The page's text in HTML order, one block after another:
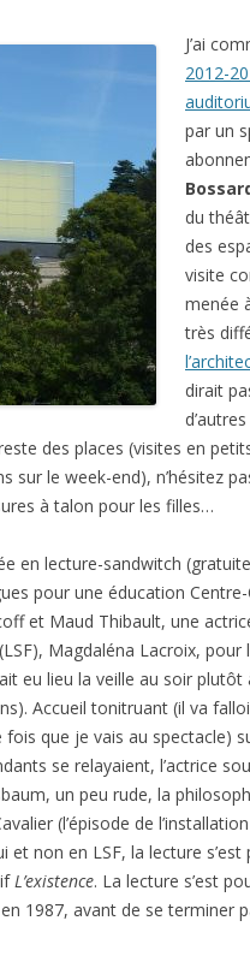
J’ai
2012-
par un
du
des
visite
menée
très
dirait
des places (visites en
sur le week-end), n’hésitez
à talon pour les filles…
en lecture-sandwitch
pour une éducation
et Maud Thibault, une
Magdaléna Lacroix, pour
eu lieu la veille au soir plutôt
Accueil tonitruant (il va
que je vais au spectacle)
se relayaient, l’actrice
un peu rude, la
(l’épisode de
non en LSF, la lecture
L’existence. La lecture s’est
1987, avant de se terminer